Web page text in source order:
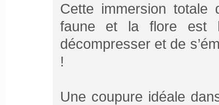
Cette immersion
faune et la flore est
décompresser et de
!
Une coupure idéale